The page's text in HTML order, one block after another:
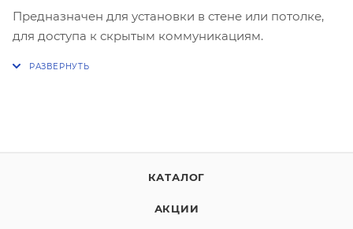
Предназначен для установки в стене или потолке,
для доступа к скрытым коммуникациям.
КАТАЛОГ
АКЦИИ